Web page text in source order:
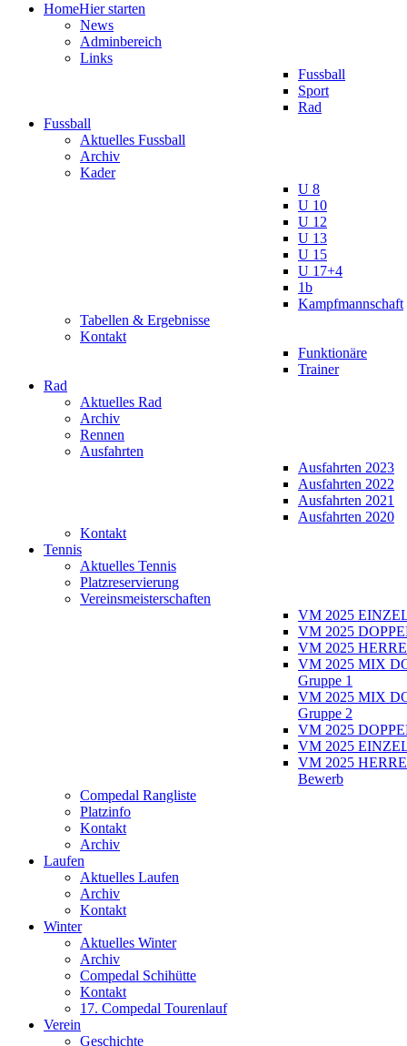
HomeHier starten
News
Adminbereich
Links
Fussball
Sport
Rad
Fussball
Aktuelles Fussball
Archiv
Kader
U 8
U 10
U 12
U 13
U 15
U 17+4
1b
Kampfmannschaft
Tabellen & Ergebnisse
Kontakt
Funktionäre
Trainer
Rad
Aktuelles Rad
Archiv
Rennen
Ausfahrten
Ausfahrten 2023
Ausfahrten 2022
Ausfahrten 2021
Ausfahrten 2020
Kontakt
Tennis
Aktuelles Tennis
Platzreservierung
Vereinsmeisterschaften
VM 2025
VM 2025
VM 2025
VM 2025 MIX
Gruppe 1
VM 2025 MIX
Gruppe 2
VM 2025
VM 2025
VM 2025
Bewerb
Compedal Rangliste
Platzinfo
Kontakt
Archiv
Laufen
Aktuelles Laufen
Archiv
Kontakt
Winter
Aktuelles Winter
Archiv
Compedal Schihütte
Kontakt
17. Compedal Tourenlauf
Verein
Geschichte